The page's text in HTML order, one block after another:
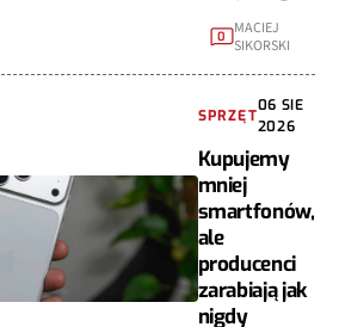
0
MACIEJ
SIKORSKI
SPRZĘT
06 SIE
2026
Kupujemy
mniej
smartfonów,
ale
producenci
zarabiają jak
nigdy